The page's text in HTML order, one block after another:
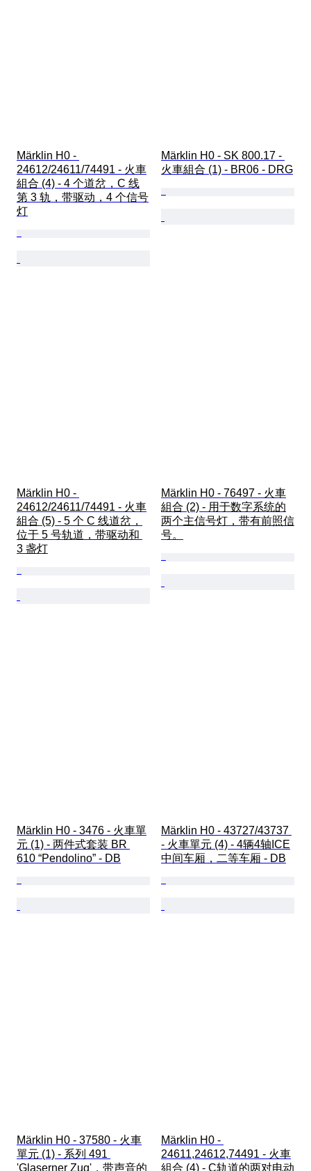
Märklin H0 -
24612/24611/74491 - 火車
組合 (4) - 4 个道岔，C 线
第 3 轨，带驱动，4 个信号
灯
Märklin H0 - SK 800.17 -
火車組合 (1) - BR06 - DRG
Märklin H0 -
24612/24611/74491 - 火車
組合 (5) - 5 个 C 线道岔，
位于 5 号轨道，带驱动和
3 盏灯
Märklin H0 - 76497 - 火車
組合 (2) - 用于数字系统的
两个主信号灯，带有前照信
号。
Märklin H0 - 3476 - 火車單
元 (1) - 两件式套装 BR
610 “Pendolino” - DB
Märklin H0 - 43727/43737
- 火車單元 (4) - 4辆4轴ICE
中间车厢，二等车厢 - DB
Märklin H0 - 37580 - 火車
單元 (1) - 系列 491
'Glaserner Zug'，带声音的
Märklin H0 -
24611,24612,74491 - 火車
組合 (4) - C轨道的两对电动